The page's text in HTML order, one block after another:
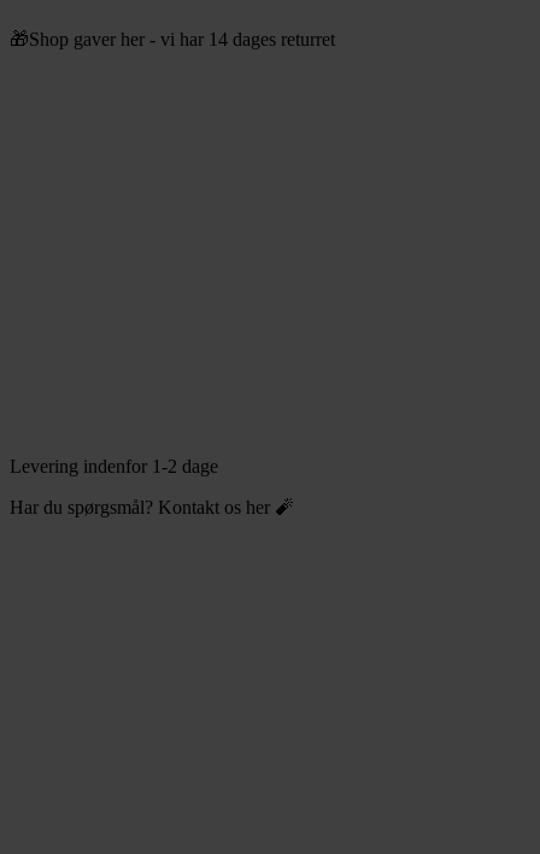
til
🎁Shop gaver her - vi har 14 dages returret
Levering indenfor 1-2 dage
Har du spørgsmål? Kontakt os her 🧨